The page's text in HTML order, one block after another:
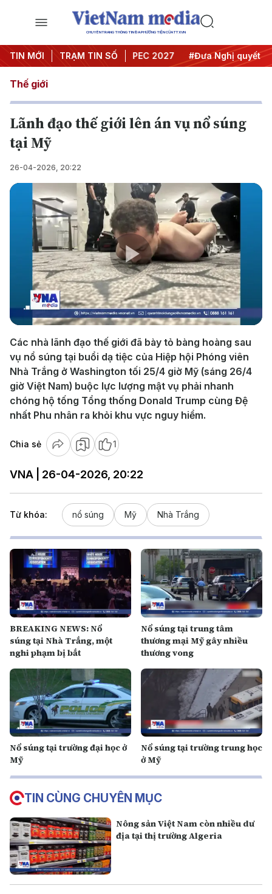
CHUYÊN TRANG THÔNG TIN ĐA PHƯƠNG TIỆN CỦA TTXVN
TIN MỚI TRẠM TIN SỐ
nghị Trung ương 3 #APEC 2027 #Đưa Nghị quyết thành
Thế giới
Lãnh đạo thế giới lên án vụ nổ súng
tại Mỹ
26-04-2026, 20:22
Play
Video
Các nhà lãnh đạo thế giới đã bày tỏ bàng hoàng sau
vụ nổ súng tại buổi dạ tiệc của Hiệp hội Phóng viên
Nhà Trắng ở Washington tối 25/4 giờ Mỹ (sáng 26/4
giờ Việt Nam) buộc lực lượng mật vụ phải nhanh
chóng hộ tống Tổng thống Donald Trump cùng Đệ
nhất Phu nhân ra khỏi khu vực nguy hiểm.
Chia sẻ 1
VNA | 26-04-2026, 20:22
Từ khóa: nổ súng Mỹ Nhà Trắng
BREAKING NEWS: Nổ
súng tại Nhà Trắng, một
nghi phạm bị bắt
Nổ súng tại trung tâm
thương mại Mỹ gây nhiều
thương vong
Nổ súng tại trường đại học ở
Mỹ
Nổ súng tại trường trung học
ở Mỹ
TIN CÙNG CHUYÊN MỤC
Nông sản Việt Nam còn nhiều dư
địa tại thị trường Algeria